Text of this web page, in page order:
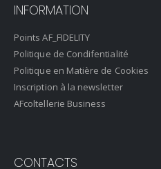
INFORMATION
Points AF_FIDELITY
Politique de Condifentialité
Politique en Matière de Cookies
Inscription à la newsletter
AFcoltellerie Business
CONTACTS